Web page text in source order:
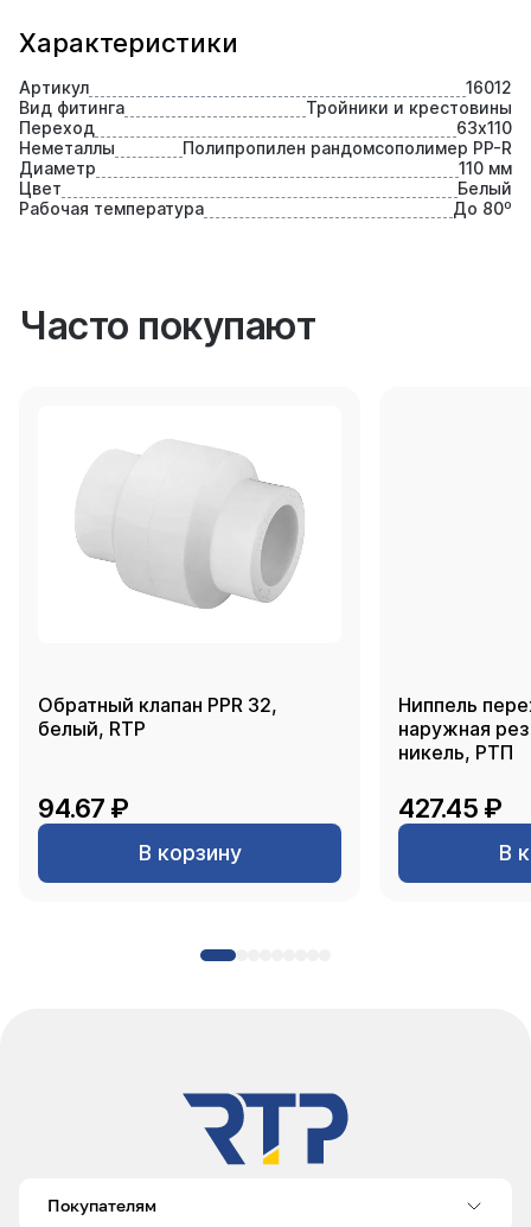
Характеристики
Артикул
16012
Вид фитинга
Тройники и крестовины
Переход
63х110
Неметаллы
Полипропилен рандомсополимер PP-R
Диаметр
110 мм
Цвет
Белый
Рабочая температура
До 80⁰
Часто покупают
Обратный клапан PPR 32,
белый, RTP
94.67 ₽
В корзину
Ниппель
наружная
никель, РТП
427.45 ₽
В
Покупателям